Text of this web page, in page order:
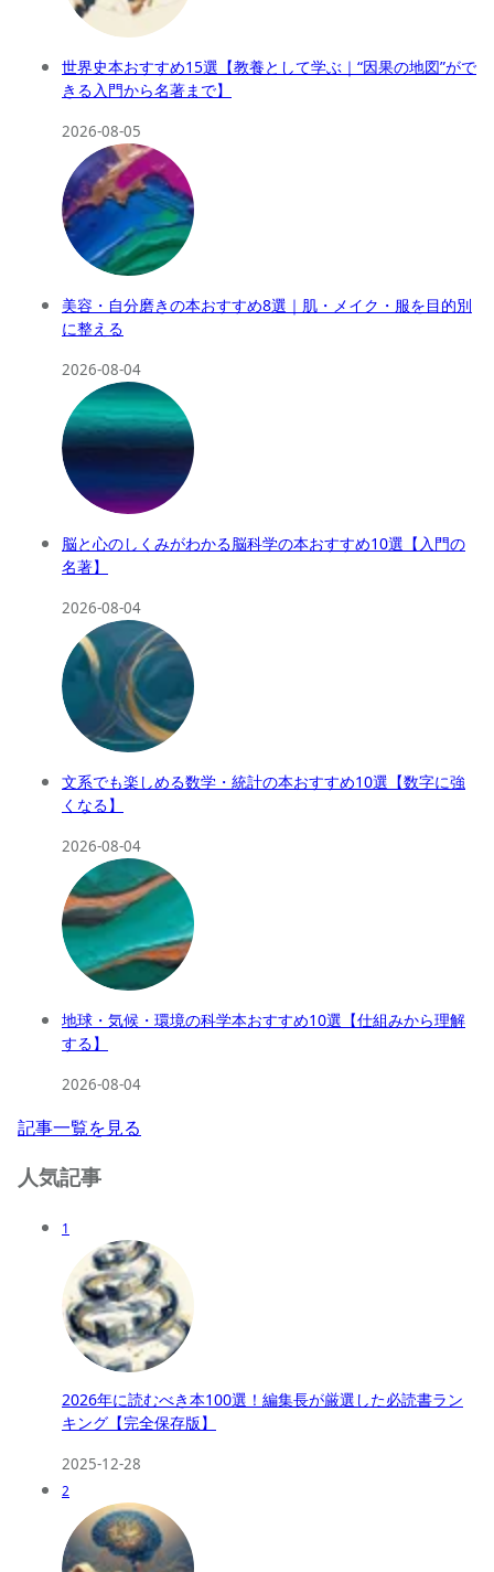
世界史本おすすめ15選【教養として学ぶ｜“因果の地図”がで
きる入門から名著まで】
2026-08-05
美容・自分磨きの本おすすめ8選｜肌・メイク・服を目的別
に整える
2026-08-04
脳と心のしくみがわかる脳科学の本おすすめ10選【入門の
名著】
2026-08-04
文系でも楽しめる数学・統計の本おすすめ10選【数字に強
くなる】
2026-08-04
地球・気候・環境の科学本おすすめ10選【仕組みから理解
する】
2026-08-04
記事一覧を見る
人気記事
1
2026年に読むべき本100選！編集長が厳選した必読書ラン
キング【完全保存版】
2025-12-28
2